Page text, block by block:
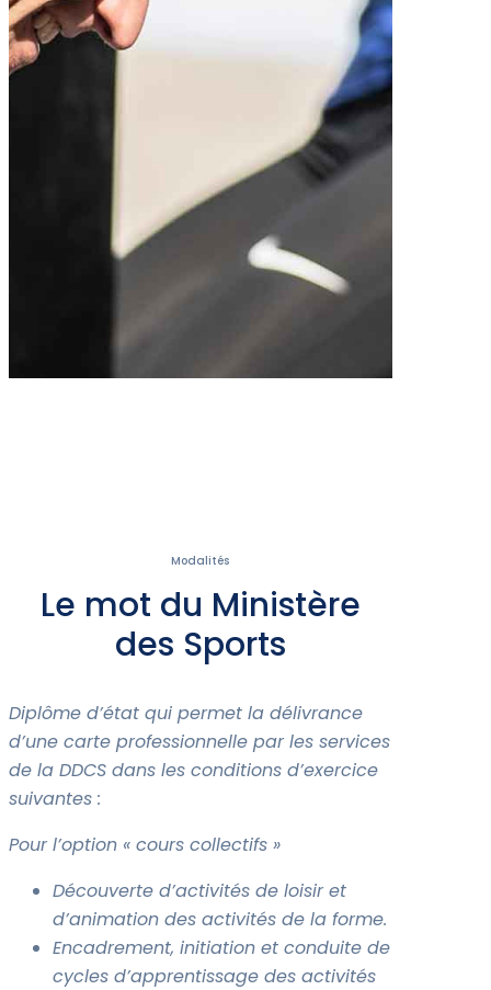
Modalités
Le mot du Ministère
des Sports
Diplôme d’état qui permet la délivrance
d’une carte professionnelle par les services
de la DDCS dans les conditions d’exercice
suivantes :
Pour l’option « cours collectifs »
Découverte d’activités de loisir et
d’animation des activités de la forme.
Encadrement, initiation et conduite de
cycles d’apprentissage des activités